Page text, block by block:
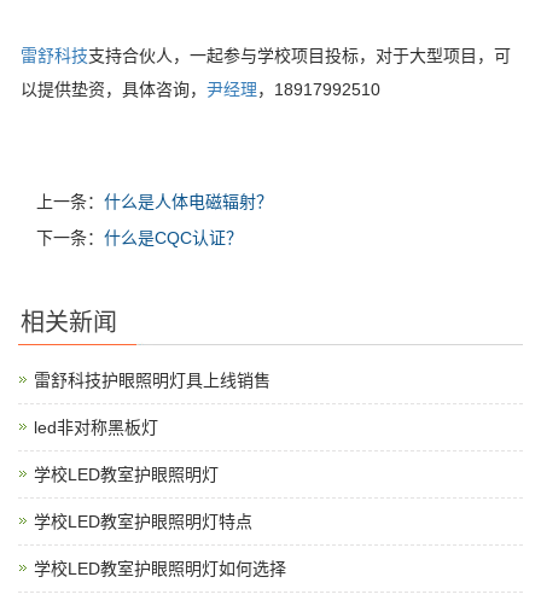
雷舒科技支持合伙人，一起参与学校项目投标，对于大型项目，可
以提供垫资，具体咨询， 尹经理，18917992510
上一条： 什么是人体电磁辐射？
下一条： 什么是CQC认证？
相关新闻
雷舒科技护眼照明灯具上线销售
led非对称黑板灯
学校LED教室护眼照明灯
学校LED教室护眼照明灯特点
学校LED教室护眼照明灯如何选择